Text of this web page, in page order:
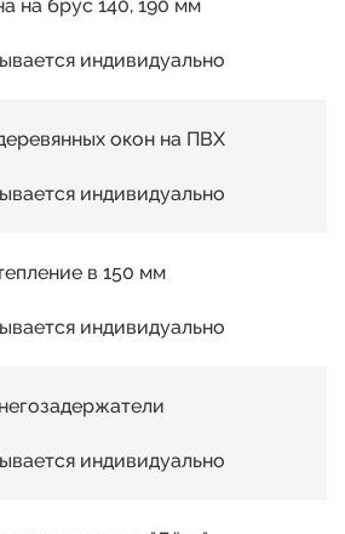
на брус 140, 190 мм
индивидуально
окон на ПВХ
индивидуально
в 150 мм
индивидуально
индивидуально